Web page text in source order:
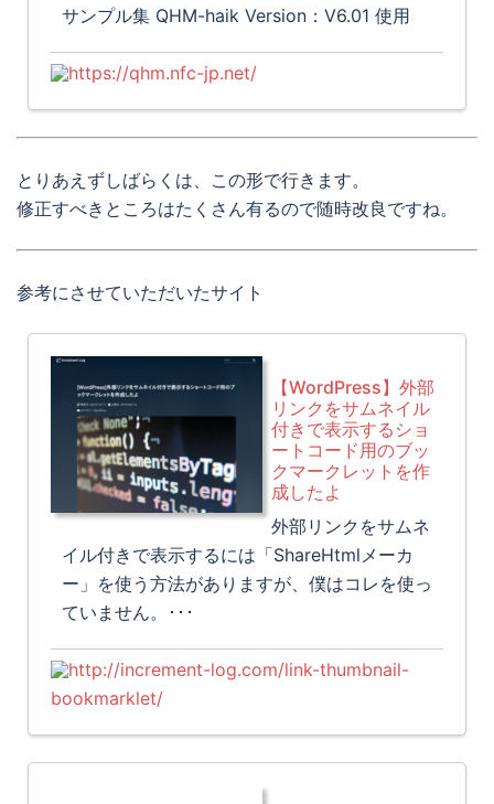
サンプル集 QHM-haik Version：V6.01 使用
https://qhm.nfc-jp.net/
とりあえずしばらくは、この形で行きます。
修正すべきところはたくさん有るので随時改良ですね。
参考にさせていただいたサイト
【WordPress】外部
リンクをサムネイル
付きで表示するショ
ートコード用のブッ
クマークレットを作
成したよ
外部リンクをサムネ
イル付きで表示するには「ShareHtmlメーカ
ー」を使う方法がありますが、僕はコレを使っ
ていません。･･･
http://increment-log.com/link-thumbnail-
bookmarklet/